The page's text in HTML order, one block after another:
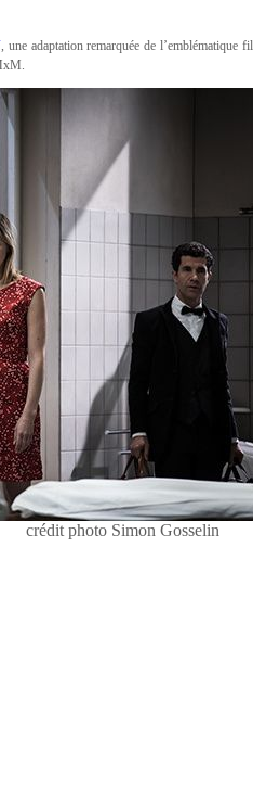
, une adaptation remarquée de l’emblématique
crédit photo Simon Gosselin